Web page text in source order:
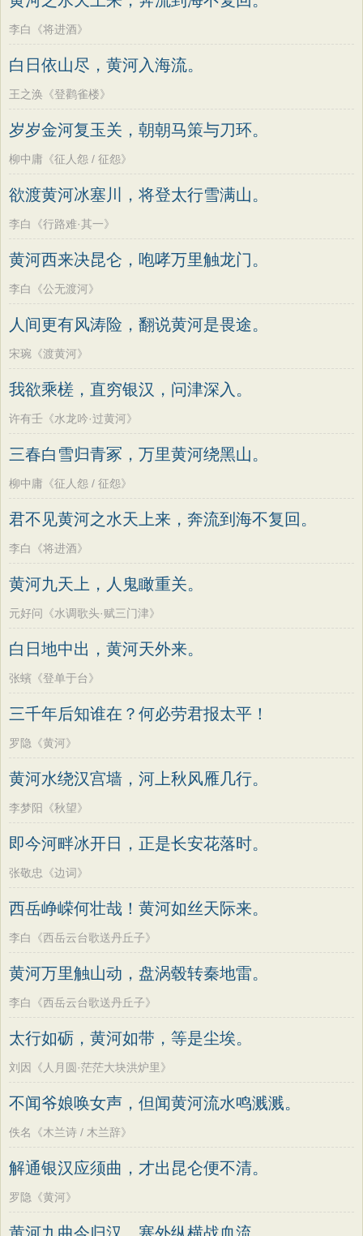
吕氏春秋
黄庭坚
文天祥
刘辰翁
陈子昂
纳兰性德
李白《将进酒》
白日依山尽，黄河入海流。
王之涣《登鹳雀楼》
岁岁金河复玉关，朝朝马策与刀环。
柳中庸《征人怨 / 征怨》
欲渡黄河冰塞川，将登太行雪满山。
李白《行路难·其一》
黄河西来决昆仑，咆哮万里触龙门。
李白《公无渡河》
人间更有风涛险，翻说黄河是畏途。
宋琬《渡黄河》
我欲乘槎，直穷银汉，问津深入。
许有壬《水龙吟·过黄河》
三春白雪归青冢，万里黄河绕黑山。
柳中庸《征人怨 / 征怨》
君不见黄河之水天上来，奔流到海不复回。
李白《将进酒》
黄河九天上，人鬼瞰重关。
元好问《水调歌头·赋三门津》
白日地中出，黄河天外来。
张蠙《登单于台》
三千年后知谁在？何必劳君报太平！
罗隐《黄河》
黄河水绕汉宫墙，河上秋风雁几行。
李梦阳《秋望》
即今河畔冰开日，正是长安花落时。
张敬忠《边词》
西岳峥嵘何壮哉！黄河如丝天际来。
李白《西岳云台歌送丹丘子》
黄河万里触山动，盘涡毂转秦地雷。
李白《西岳云台歌送丹丘子》
太行如砺，黄河如带，等是尘埃。
刘因《人月圆·茫茫大块洪炉里》
不闻爷娘唤女声，但闻黄河流水鸣溅溅。
佚名《木兰诗 / 木兰辞》
解通银汉应须曲，才出昆仑便不清。
罗隐《黄河》